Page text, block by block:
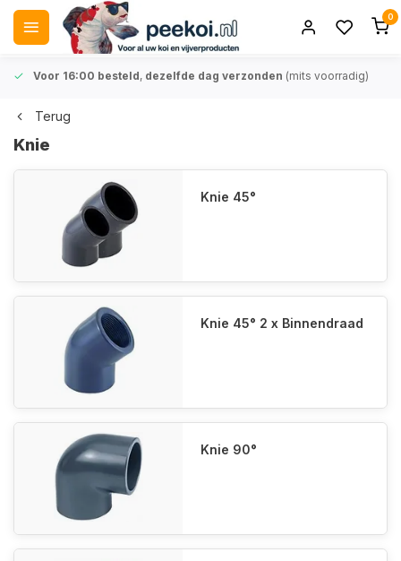
0
Voor 16:00 besteld, dezelfde dag verzonden (mits voorradig)
Terug
Knie
Knie 45°
Knie 45° 2 x Binnendraad
Knie 90°